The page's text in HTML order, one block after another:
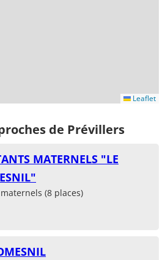
Leaflet
de Prévillers
MATERNELS "LE
(8 places)